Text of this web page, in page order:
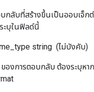
กลับที่สร้างขึ้นเป็นออบเจ็ก
ะบุในฟิลด์นี้
string (ไม่บังคับ)
ของการตอบกลับ ต้องระบุหา